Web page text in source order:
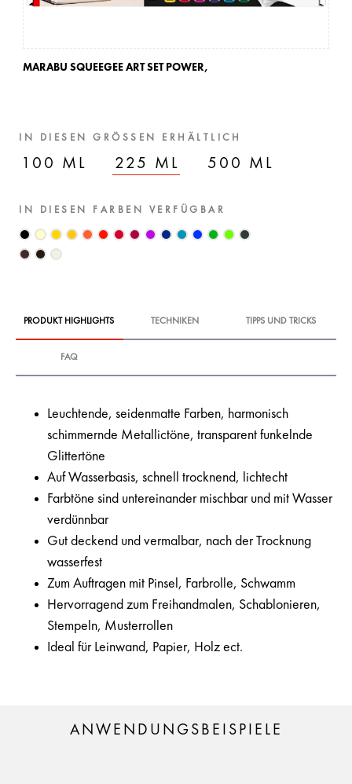
MARABU SQUEEGEE ART SET POWER,
IN DIESEN GRÖSSEN ERHÄLTLICH
100 ML 225 ML 500 ML
IN DIESEN FARBEN VERFÜGBAR
PRODUKT HIGHLIGHTS TECHNIKEN TIPPS UND TRICKS
FAQ
Leuchtende, seidenmatte Farben, harmonisch
schimmernde Metallictöne, transparent funkelnde
Glittertöne
Auf Wasserbasis, schnell trocknend, lichtecht
Farbtöne sind untereinander mischbar und mit Wasser
verdünnbar
Gut deckend und vermalbar, nach der Trocknung
wasserfest
Zum Auftragen mit Pinsel, Farbrolle, Schwamm
Hervorragend zum Freihandmalen, Schablonieren,
Stempeln, Musterrollen
Ideal für Leinwand, Papier, Holz ect.
ANWENDUNGSBEISPIELE